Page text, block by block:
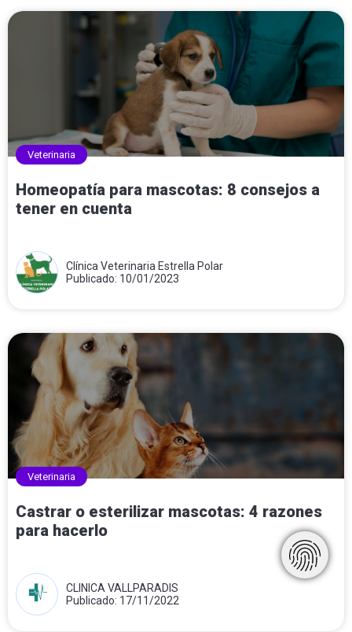
Veterinaria
Homeopatía para mascotas: 8 consejos a
tener en cuenta
Clínica Veterinaria Estrella Polar
Publicado: 10/01/2023
Veterinaria
Castrar o esterilizar mascotas: 4 razones
para hacerlo
CLINICA VALLPARADIS
Publicado: 17/11/2022